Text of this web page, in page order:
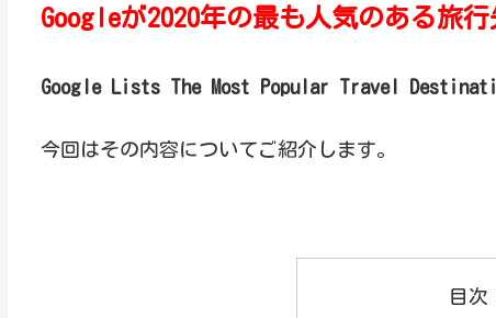
Googleが2020年の最も人気のある旅
Google Lists The Most Popular Travel
今回はその内容についてご紹介します。
目次